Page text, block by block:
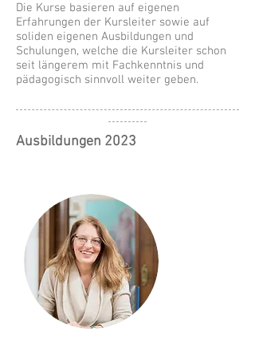
Die Kurse basieren auf eigenen
Erfahrungen der Kursleiter sowie auf
soliden eigenen Ausbildungen und
Schulungen, welche die Kursleiter schon
seit längerem mit Fachkenntnis und
pädagogisch sinnvoll weiter geben.
Ausbildungen 2023